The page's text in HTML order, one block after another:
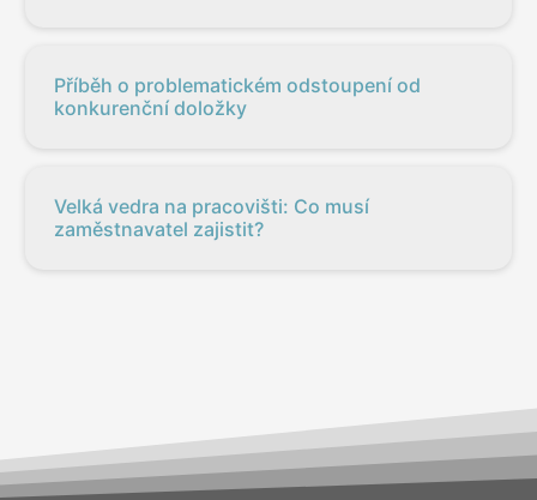
Příběh o problematickém odstoupení od
konkurenční doložky
Velká vedra na pracovišti: Co musí
zaměstnavatel zajistit?